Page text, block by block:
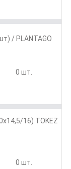
/ PLANTAGO
0 шт.
16) TOKEZ
0 шт.